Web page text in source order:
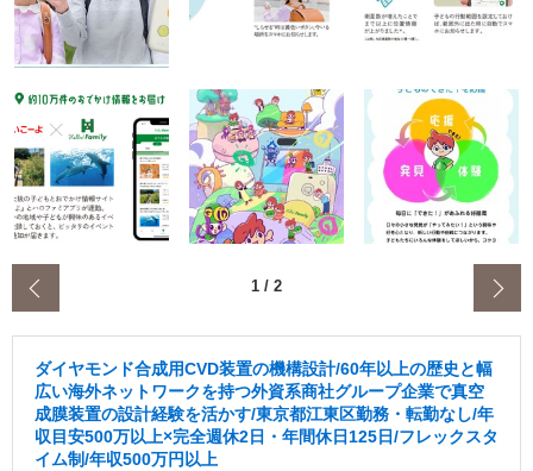
1 / 2
ダイヤモンド合成用CVD装置の機構設計/60年以上の歴史と幅
広い海外ネットワークを持つ外資系商社グループ企業で真空
成膜装置の設計経験を活かす/東京都江東区勤務・転勤なし/年
収目安500万以上×完全週休2日・年間休日125日/フレックスタ
イム制/年収500万円以上